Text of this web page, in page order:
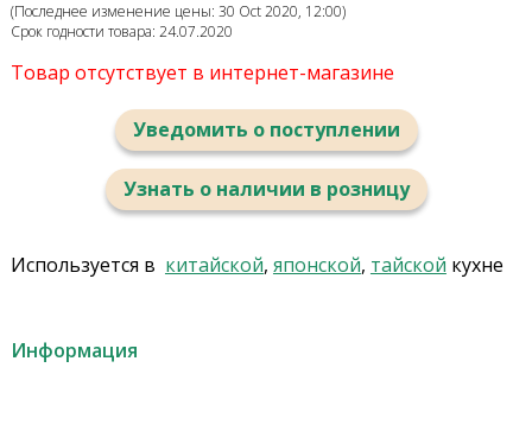
(Последнее изменение цены: 30 Oct 2020, 12:00)
Срок годности товара: 24.07.2020
Товар отсутствует в интернет-магазине
Уведомить о поступлении
Узнать о наличии в розницу
Используется в китайской, японской, тайской кухне
Информация